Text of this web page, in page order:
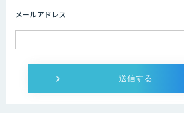
メールアドレス